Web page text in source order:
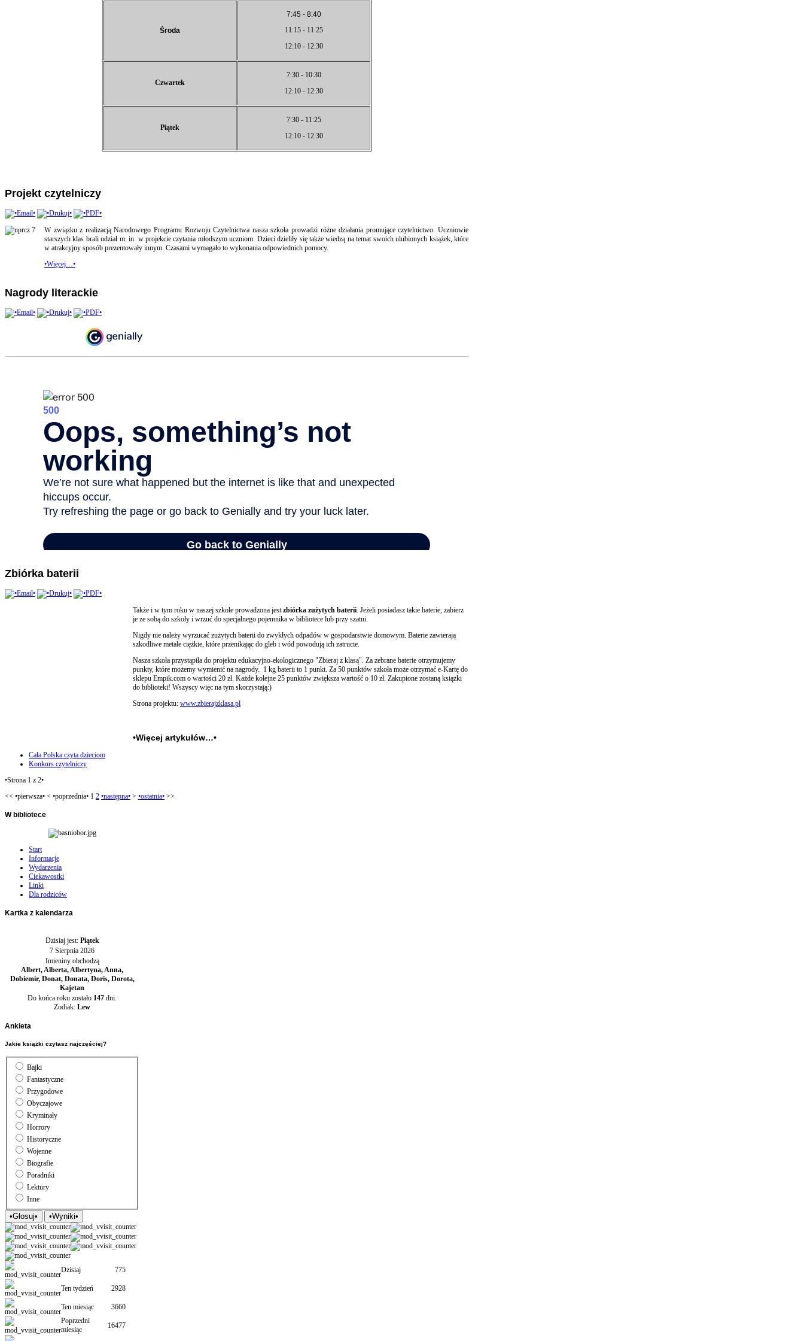
Środa
7:45 - 8:40
11:15 - 11:25
12:10 - 12:30
Czwartek
7:30 - 10:30
12:10 - 12:30
Piątek
7:30 - 11:25
12:10 - 12:30
Projekt czytelniczy
W związku z realizacją Narodowego Programu Rozwoju Czytelnictwa nasza szkoła prowadzi różne działania promujące czytelnictwo. Uczniowie
starszych klas brali udział m. in. w projekcie czytania młodszym uczniom. Dzieci dzieliły się także wiedzą na temat swoich ulubionych książek, które
w atrakcyjny sposób prezentowały innym. Czasami wymagało to wykonania odpowiednich pomocy.
•Więcej…•
Nagrody literackie
Zbiórka baterii
Także i w tym roku w naszej szkole prowadzona jestzbiórka zużytych baterii. Jeżeli posiadasz takie baterie, zabierz
je ze sobą do szkoły i wrzuć do specjalnego pojemnika w bibliotece lub przy szatni.
Nigdy nie należy wyrzucać zużytych baterii do zwykłych odpadów w gospodarstwie domowym. Baterie zawierają
szkodliwe metale ciężkie, które przenikając do gleb i wód powodują ich zatrucie.
Nasza szkoła przystąpiła do projektu edukacyjno-ekologicznego "Zbieraj z klasą". Za zebrane baterie otrzymujemy
punkty, które możemy wymienić na nagrody. 1 kg baterii to 1 punkt. Za 50 punktów szkoła może otrzymać e-Kartę do
sklepu Empik.com o wartości 20 zł. Każde kolejne 25 punktów zwiększa wartość o 10 zł. Zakupione zostaną książki
do biblioteki! Wszyscy więc na tym skorzystają:)
Strona projektu: www.zbierajzklasa.pl
•Więcej artykułów…•
Cała Polska czyta dzieciom
Konkurs czytelniczy
•Strona 1 z 2•
<< •pierwsza• < •poprzednia• 1 2 •następna• > •ostatnia• >>
Wbibliotece
Start
Informacje
Wydarzenia
Ciekawostki
Linki
Dla rodziców
Kartka z kalendarza
Dzisiaj jest: Piątek
7 Sierpnia 2026
Imieniny obchodzą
Albert, Alberta, Albertyna, Anna,
Dobiemir, Donat, Donata, Doris, Dorota,
Kajetan
Do końca roku zostało 147 dni.
Zodiak: Lew
Ankieta
Jakie książki czytasz najczęściej?
Bajki
Fantastyczne
Przygodowe
Obyczajowe
Kryminały
Horrory
Historyczne
Wojenne
Biografie
Poradniki
Lektury
Inne
Dzisiaj 775
Ten tydzień 2928
Ten miesiąc
3660
Poprzedni
miesiąc
16477